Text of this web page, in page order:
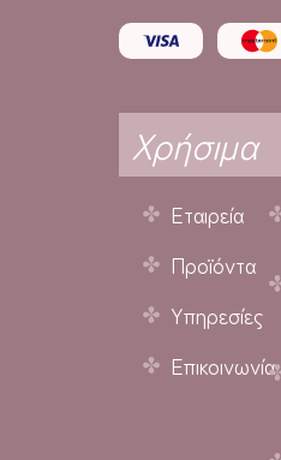
Χρήσιμα
Εταιρεία
Προϊόντα
Υπηρεσίες
Επικοινωνία